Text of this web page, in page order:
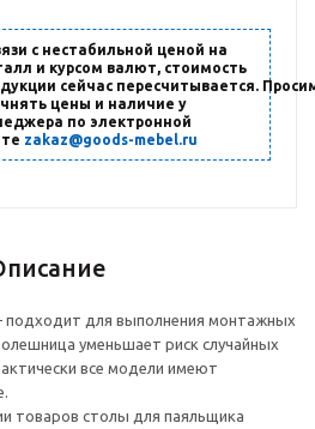
с нестабильной ценой на
и курсом валют, стоимость
сейчас пересчитывается.
цены и наличие у
по электронной
zakaz@goods-mebel.ru
подходит для выполнения монтажных
уменьшает риск случайных
все модели имеют
товаров столы для паяльщика